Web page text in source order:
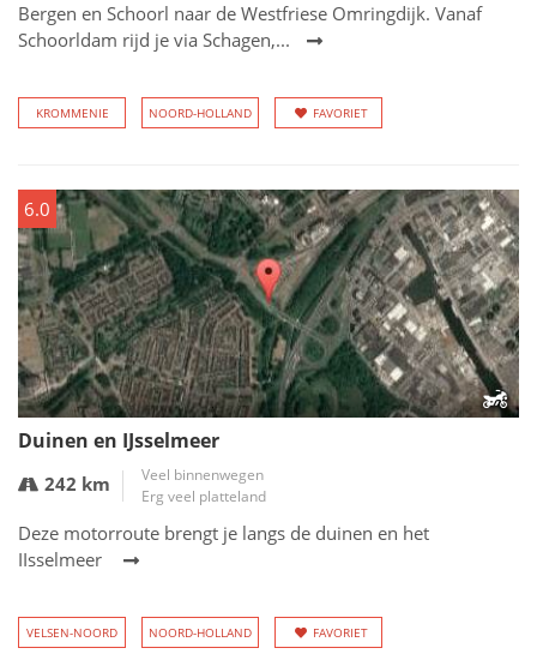
Bergen en Schoorl naar de Westfriese Omringdijk. Vanaf
Schoorldam rijd je via Schagen,...
KROMMENIE NOORD-HOLLAND FAVORIET
6.0
Duinen en IJsselmeer
242 km
Veel binnenwegen
Erg veel platteland
Deze motorroute brengt je langs de duinen en het
IIsselmeer
VELSEN-NOORD NOORD-HOLLAND FAVORIET